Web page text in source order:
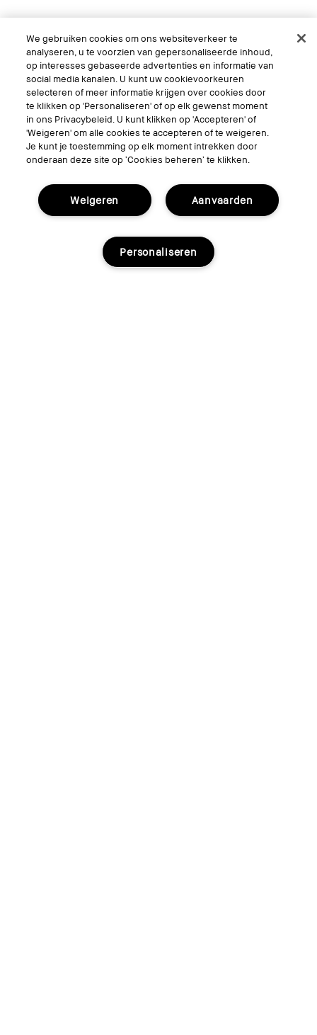
We gebruiken cookies om ons websiteverkeer te
analyseren, u te voorzien van gepersonaliseerde inhoud,
op interesses gebaseerde advertenties en informatie van
social media kanalen. U kunt uw cookievoorkeuren
selecteren of meer informatie krijgen over cookies door
te klikken op 'Personaliseren' of op elk gewenst moment
in ons Privacybeleid. U kunt klikken op 'Accepteren' of
'Weigeren' om alle cookies te accepteren of te weigeren.
Je kunt je toestemming op elk moment intrekken door
onderaan deze site op ‘Cookies beheren’ te klikken.
Aanvaarden
Weigeren
Personaliseren